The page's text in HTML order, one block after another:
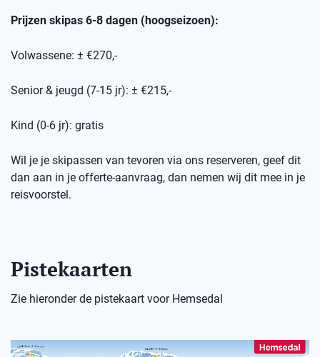
Prijzen skipas 6-8 dagen (hoogseizoen):
Volwassene: ± €270,-
Senior & jeugd (7-15 jr): ± €215,-
Kind (0-6 jr): gratis
Wil je je skipassen van tevoren via ons reserveren, geef dit
dan aan in je offerte-aanvraag, dan nemen wij dit mee in je
reisvoorstel.
Pistekaarten
Zie hieronder de pistekaart voor Hemsedal